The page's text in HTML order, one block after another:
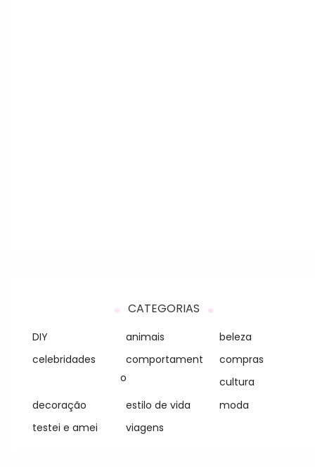
CATEGORIAS
DIY animais
beleza
celebridades
comportament
o
compras
cultura
decoração
estilo de vida
moda
testei e amei
viagens